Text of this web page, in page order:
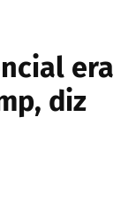
era
diz